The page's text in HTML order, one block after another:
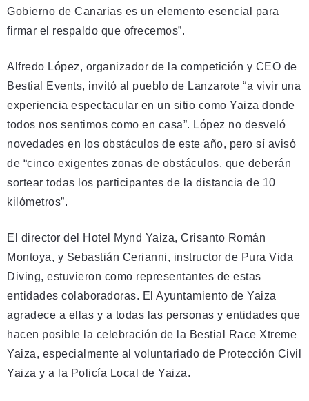
Gobierno de Canarias es un elemento esencial para
firmar el respaldo que ofrecemos”.
Alfredo López, organizador de la competición y CEO de
Bestial Events, invitó al pueblo de Lanzarote “a vivir una
experiencia espectacular en un sitio como Yaiza donde
todos nos sentimos como en casa”. López no desveló
novedades en los obstáculos de este año, pero sí avisó
de “cinco exigentes zonas de obstáculos, que deberán
sortear todas los participantes de la distancia de 10
kilómetros”.
El director del Hotel Mynd Yaiza, Crisanto Román
Montoya, y Sebastián Cerianni, instructor de Pura Vida
Diving, estuvieron como representantes de estas
entidades colaboradoras. El Ayuntamiento de Yaiza
agradece a ellas y a todas las personas y entidades que
hacen posible la celebración de la Bestial Race Xtreme
Yaiza, especialmente al voluntariado de Protección Civil
Yaiza y a la Policía Local de Yaiza.